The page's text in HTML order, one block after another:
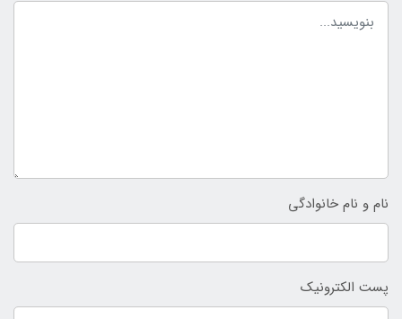
نام و نام خانوادگی
پست الکترونیک